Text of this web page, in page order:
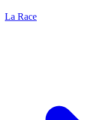
La Race